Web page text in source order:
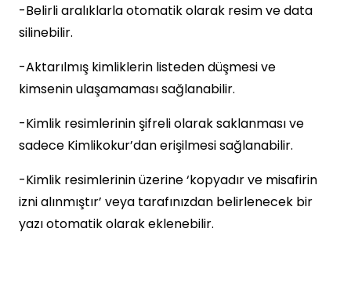
-Belirli aralıklarla otomatik olarak resim ve data
silinebilir.
-Aktarılmış kimliklerin listeden düşmesi ve
kimsenin ulaşamaması sağlanabilir.
-Kimlik resimlerinin şifreli olarak saklanması ve
sadece Kimlikokur’dan erişilmesi sağlanabilir.
-Kimlik resimlerinin üzerine ‘kopyadır ve misafirin
izni alınmıştır’ veya tarafınızdan belirlenecek bir
yazı otomatik olarak eklenebilir.